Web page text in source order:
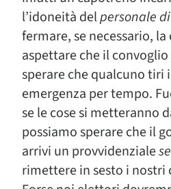
l’idoneità delpersonale
fermare, se necessario,
aspettare che il
sperare che qualcuno tiri
emergenza per tempo.
se le cose si metteranno
possiamo sperare che il
arrivi un provvidenziale
rimettere in sesto i